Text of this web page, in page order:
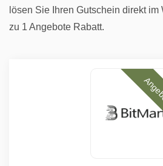
lösen Sie Ihren Gutschein direkt im
zu 1 Angebote Rabatt.